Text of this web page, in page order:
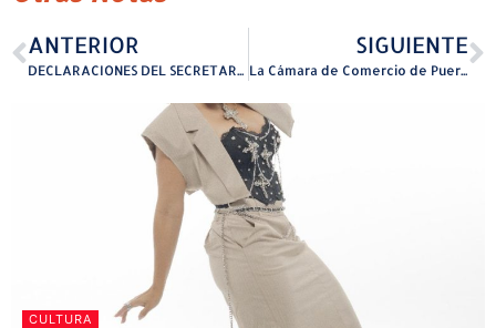
ANTERIOR
DECLARACIONES DEL SECRETARIO GENERAL DEL PNP EN RESPUESTA A LOS 100 DÍAS DE JUAN DALMAU
SIGUIENTE
La Cámara de Comercio de Puerto Rico pisa firme con su agenda Federal en Washington, D.C.
CULTURA